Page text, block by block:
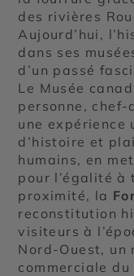
des rivières
Aujourd’hui,
dans ses
d’un passé
Le Musée
personne,
une expérience
d’histoire et
humains, en
pour l’égalité à
proximité, la
reconstitution
visiteurs à
Nord-Ouest, un
commerciale du